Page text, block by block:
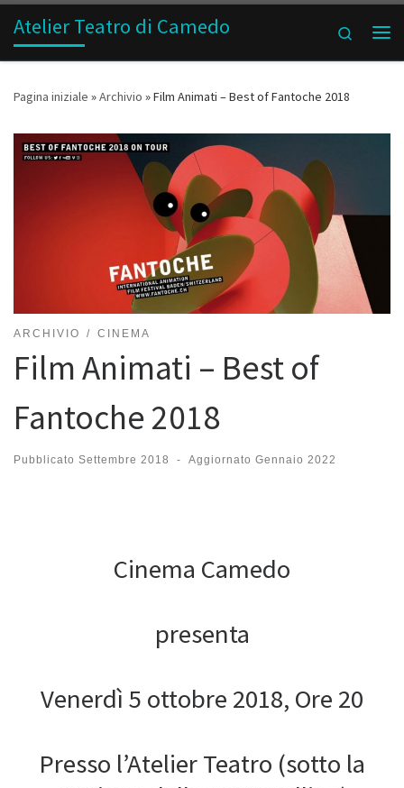
Passa al contenuto
Atelier Teatro di Camedo
Search
Pagina iniziale »Archivio »Film Animati – Best of Fantoche 2018
ARCHIVIO CINEMA
Film Animati – Best of
Fantoche 2018
Pubblicato Settembre 2018 - Aggiornato Gennaio 2022
Cinema Camedo
presenta
Venerdì 5 ottobre 2018, Ore 20
Presso l’Atelier Teatro (sotto la